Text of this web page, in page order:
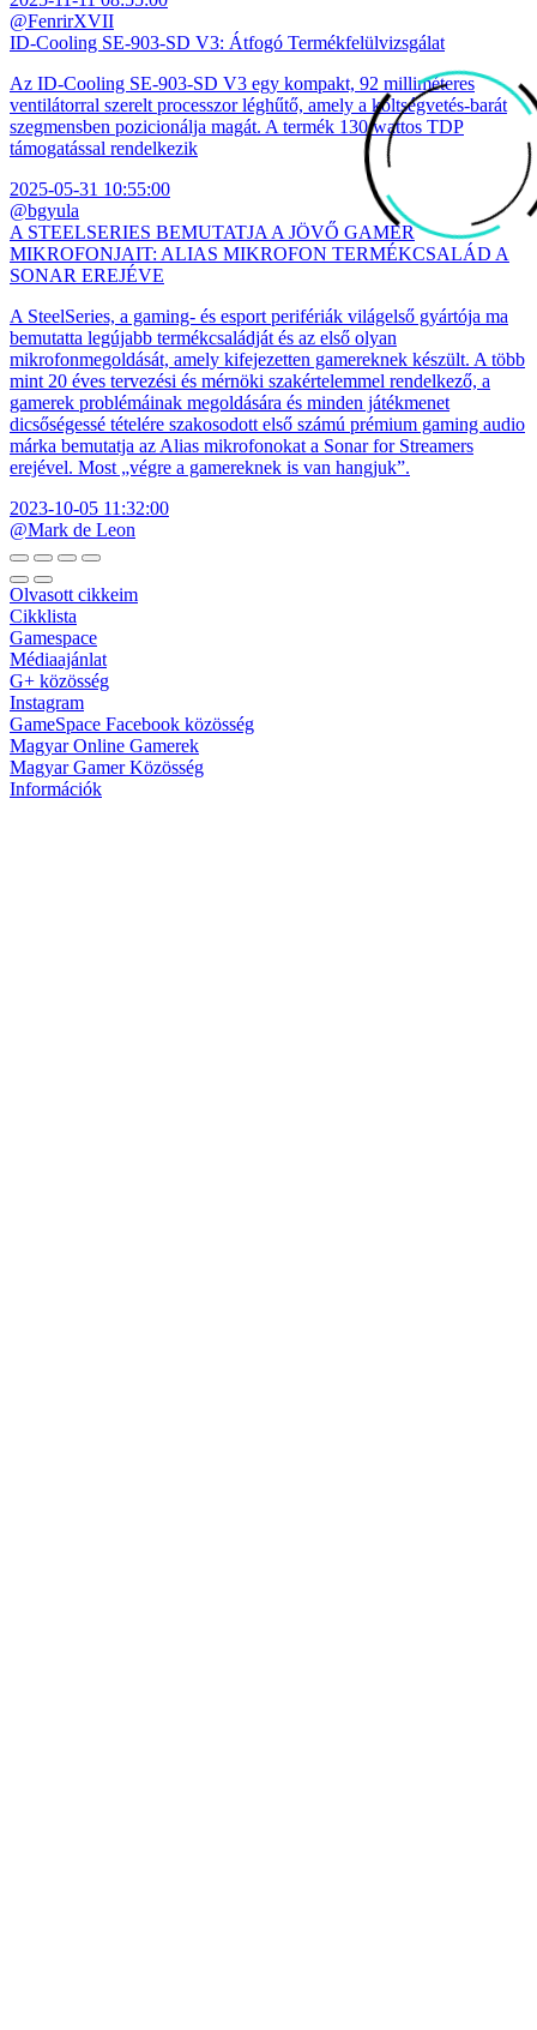
@FenrirXVII
ID-Cooling SE-903-SD V3: Átfogó Termékfelülvizsgálat
Az ID-Cooling SE-903-SD V3 egy kompakt, 92 milliméteres
ventilátorral szerelt processzor léghűtő, amely a költségvetés-barát
szegmensben pozicionálja magát. A termék 130 wattos TDP
támogatással rendelkezik
2025-05-31 10:55:00
@bgyula
A STEELSERIES BEMUTATJA A JÖVŐ GAMER
MIKROFONJAIT: ALIAS MIKROFON TERMÉKCSALÁD A
SONAR EREJÉVE
A SteelSeries, a gaming- és esport perifériák világelső gyártója ma
bemutatta legújabb termékcsaládját és az első olyan
mikrofonmegoldását, amely kifejezetten gamereknek készült. A több
mint 20 éves tervezési és mérnöki szakértelemmel rendelkező, a
gamerek problémáinak megoldására és minden játékmenet
dicsőségessé tételére szakosodott első számú prémium gaming audio
márka bemutatja az Alias mikrofonokat a Sonar for Streamers
erejével. Most „végre a gamereknek is van hangjuk”.
2023-10-05 11:32:00
@Mark de Leon
Olvasott cikkeim
Cikklista
Gamespace
Médiaajánlat
G+ közösség
Instagram
GameSpace Facebook közösség
Magyar Online Gamerek
Magyar Gamer Közösség
Információk